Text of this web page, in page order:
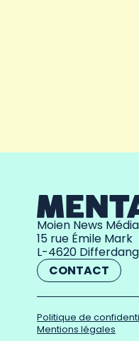
Moien News
15 rue Émile Mark
L-4620
CONTACT
Politique de
Mentions légales